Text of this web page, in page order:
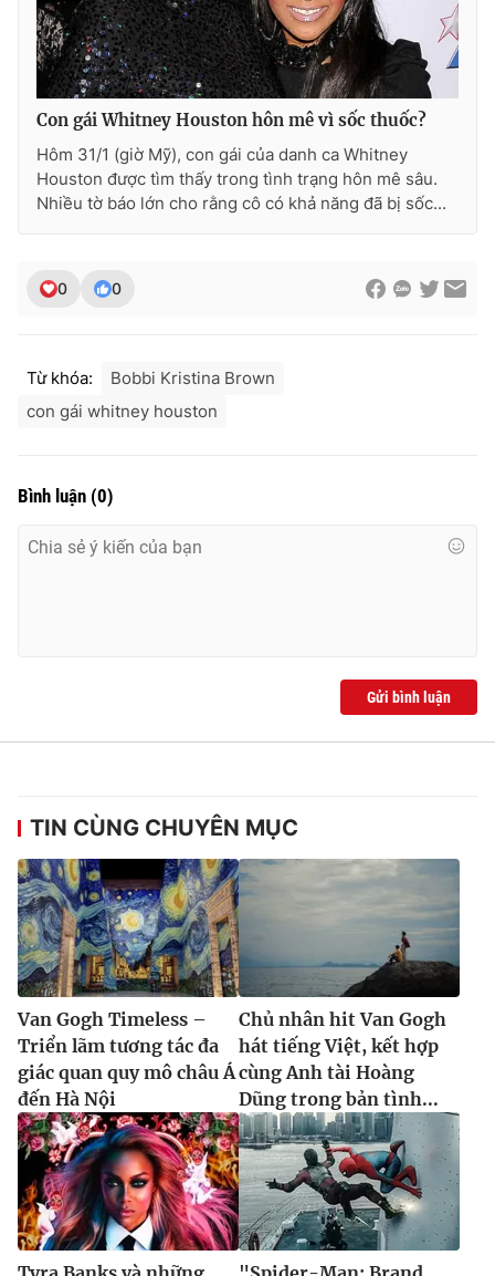
Thị trường 24h Tấm lòng Việt
VTV4 Vươn mình bằng AI
VTV9 VTV8
Cơ quan báo chí:Thời báo VTV
024.38 355 931 - 024.38 355 932
Ðiện thoại Thời báo VTV:024.66 897 897
® Cấm sao chép dưới mọi hình thức nếu không có sự chấp
thuận bằng văn bản. Ghi rõ nguồn VTV.vn khi phát hành lại
thông tin từ website này.
Con gái Whitney Houston hôn mê vì sốc thuốc?
Hôm 31/1 (giờ Mỹ), con gái của danh ca Whitney
Houston được tìm thấy trong tình trạng hôn mê sâu.
Nhiều tờ báo lớn cho rằng cô có khả năng đã bị sốc...
0 0
Từ khóa:
Bobbi Kristina Brown
con gái whitney houston
Bình luận (0)
Gửi bình luận
TIN CÙNG CHUYÊN MỤC
Van Gogh Timeless –
Triển lãm tương tác đa
giác quan quy mô châu Á
đến Hà Nội
Chủ nhân hit Van Gogh
hát tiếng Việt, kết hợp
cùng Anh tài Hoàng
Dũng trong bản tình...